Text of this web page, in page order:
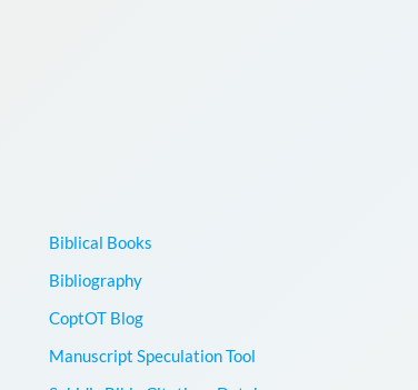
Biblical Books
Bibliography
CoptOT Blog
Manuscript Speculation Tool